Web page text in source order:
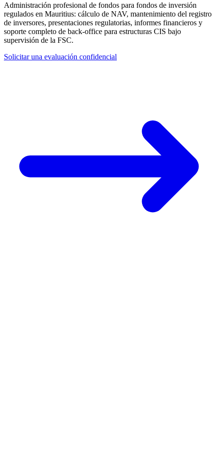
Administración profesional de fondos para fondos de inversión
regulados en Mauritius: cálculo de NAV, mantenimiento del registro
de inversores, presentaciones regulatorias, informes financieros y
soporte completo de back-office para estructuras CIS bajo
supervisión de la FSC.
Solicitar una evaluación confidencial